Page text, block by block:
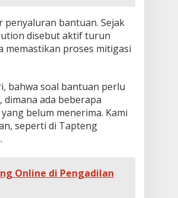
penyaluran bantuan. Sejak
disebut aktif turun
memastikan proses mitigasi
bahwa soal bantuan perlu
ada beberapa
belum menerima. Kami
seperti di Tapteng
Online di Pengadilan